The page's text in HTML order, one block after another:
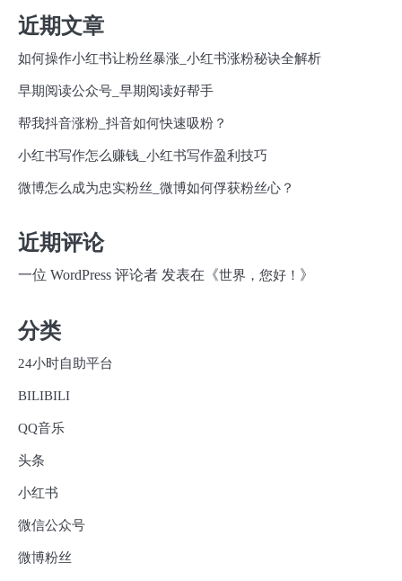
近期文章
如何操作小红书让粉丝暴涨_小红书涨粉秘诀全解析
早期阅读公众号_早期阅读好帮手
帮我抖音涨粉_抖音如何快速吸粉？
小红书写作怎么赚钱_小红书写作盈利技巧
微博怎么成为忠实粉丝_微博如何俘获粉丝心？
近期评论
一位 WordPress 评论者 发表在《世界，您好！ 》
分类
24小时自助平台
BILIBILI
QQ音乐
头条
小红书
微信公众号
微博粉丝